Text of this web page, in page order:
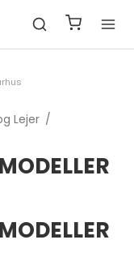
Lejer /